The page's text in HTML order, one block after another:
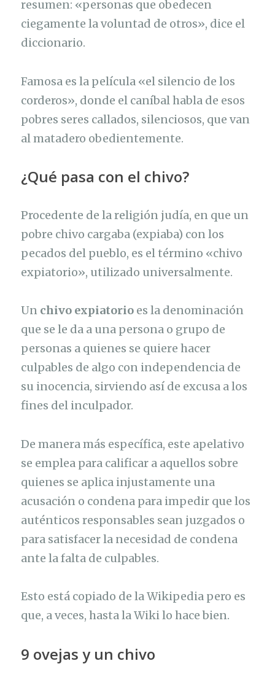
resumen: «personas que obedecen
ciegamente la voluntad de otros», dice el
diccionario.
Famosa es la película «el silencio de los
corderos», donde el caníbal habla de esos
pobres seres callados, silenciosos, que van
al matadero obedientemente.
¿Qué pasa con el chivo?
Procedente de la religión judía, en que un
pobre chivo cargaba (expiaba) con los
pecados del pueblo, es el término «chivo
expiatorio», utilizado universalmente.
Un chivo expiatorio es la denominación
que se le da a una persona o grupo de
personas a quienes se quiere hacer
culpables de algo con independencia de
su inocencia, sirviendo así de excusa a los
fines del inculpador.
De manera más específica, este apelativo
se emplea para calificar a aquellos sobre
quienes se aplica injustamente una
acusación o condena para impedir que los
auténticos responsables sean juzgados o
para satisfacer la necesidad de condena
ante la falta de culpables.
Esto está copiado de la Wikipedia pero es
que, a veces, hasta la Wiki lo hace bien.
9 ovejas y un chivo